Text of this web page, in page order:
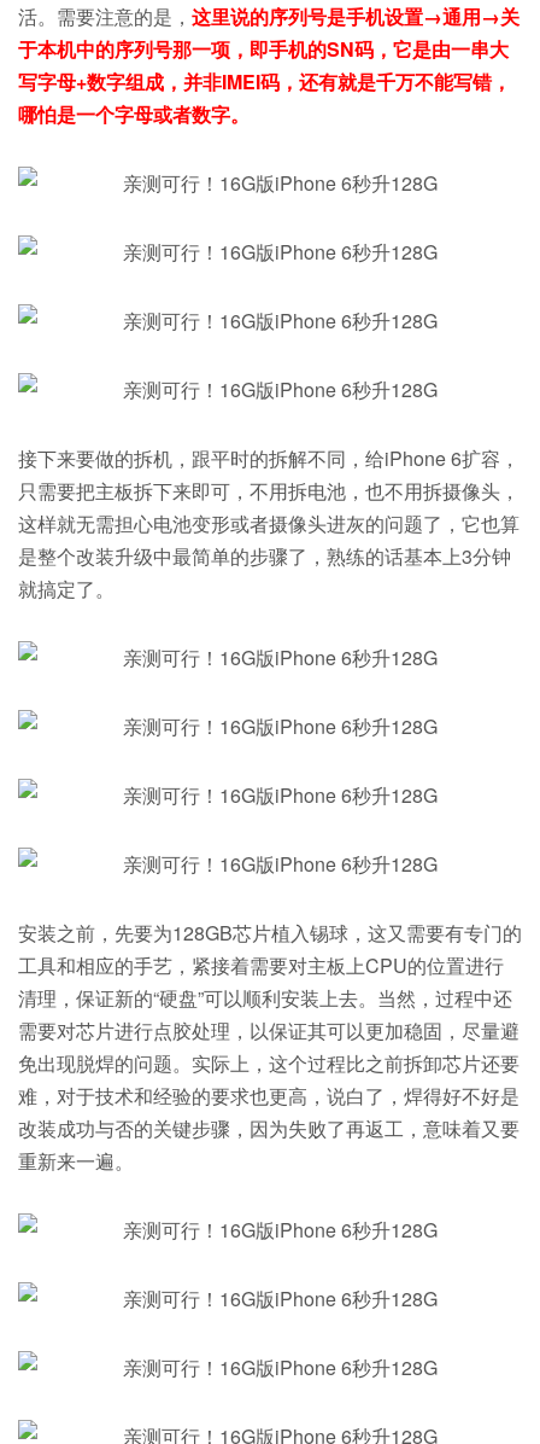
活。需要注意的是， 这里说的序列号是手机设置→通用→关
于本机中的序列号那一项，即手机的SN码，它是由一串大
写字母+数字组成，并非IMEI码，还有就是千万不能写错，
哪怕是一个字母或者数字。
接下来要做的拆机，跟平时的拆解不同，给iPhone 6扩容，
只需要把主板拆下来即可，不用拆电池，也不用拆摄像头，
这样就无需担心电池变形或者摄像头进灰的问题了，它也算
是整个改装升级中最简单的步骤了，熟练的话基本上3分钟
就搞定了。
安装之前，先要为128GB芯片植入锡球，这又需要有专门的
工具和相应的手艺，紧接着需要对主板上CPU的位置进行
清理，保证新的“硬盘”可以顺利安装上去。当然，过程中还
需要对芯片进行点胶处理，以保证其可以更加稳固，尽量避
免出现脱焊的问题。实际上，这个过程比之前拆卸芯片还要
难，对于技术和经验的要求也更高，说白了，焊得好不好是
改装成功与否的关键步骤，因为失败了再返工，意味着又要
重新来一遍。